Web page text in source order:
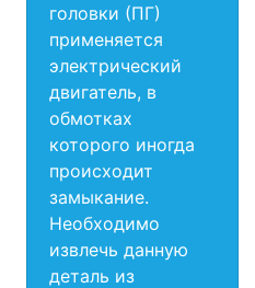
головки (ПГ)
применяется
электрический
двигатель, в
обмотках
которого иногда
происходит
замыкание.
Необходимо
извлечь данную
деталь из